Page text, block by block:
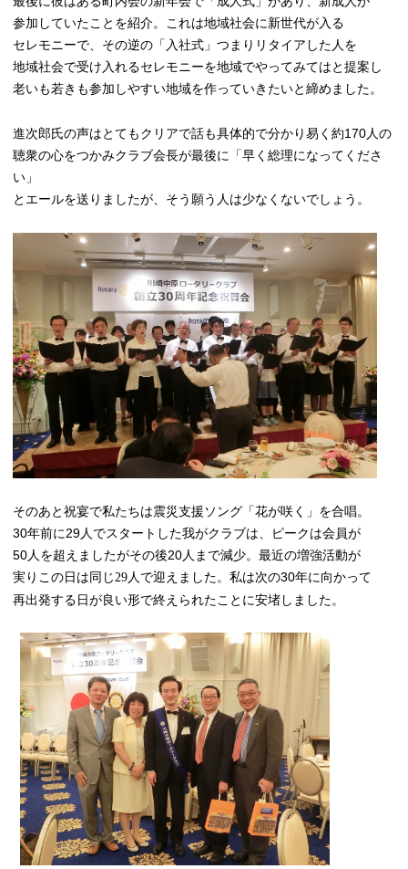
参加していたことを紹介。これは地域社会に新世代が入る
セレモニーで、その逆の「入社式」つまりリタイアした人を
地域社会で受け入れるセレモニーを地域でやってみてはと提案し
老いも若きも参加しやすい地域を作っていきたいと締めました。
進次郎氏の声はとてもクリアで話も具体的で分かり易く約170人の
聴衆の心をつかみクラブ会長が最後に「早く総理になってくださ
い」
とエールを送りましたが、そう願う人は少なくないでしょう。
そのあと祝宴で私たちは震災支援ソング「花が咲く」を合唱。
30年前に29人でスタートした我がクラブは、ピークは会員が
50人を超えましたがその後20人まで減少。最近の増強活動が
実りこの日は同じ29人で迎えました。私は次の30年に向かって
再出発する日が良い形で終えられたことに安堵しました。